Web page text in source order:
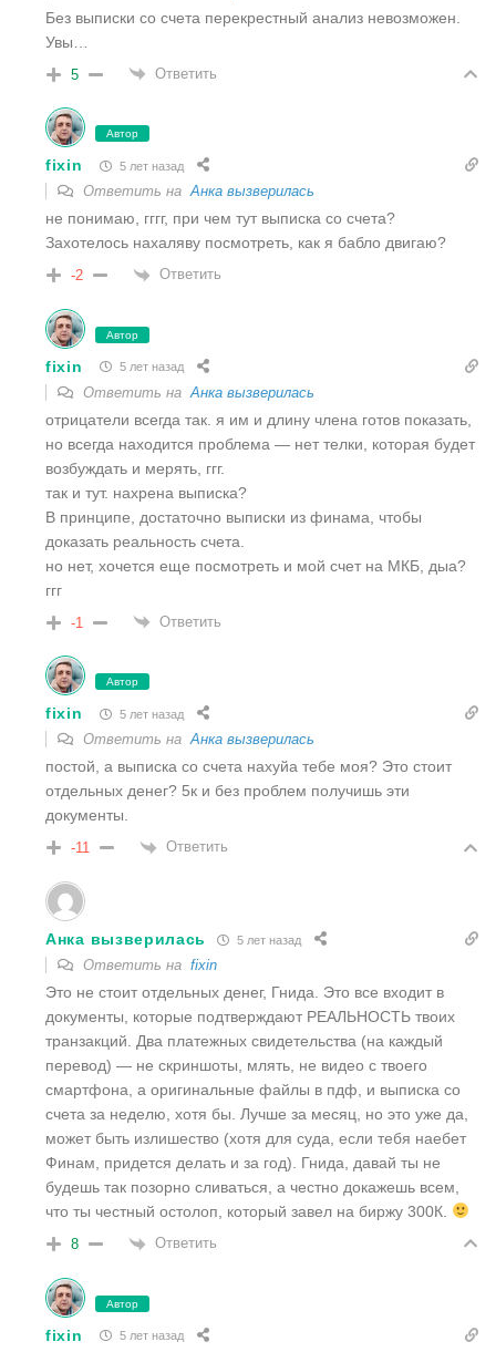
Без выписки со счета перекрестный анализ невозможен.
Увы…
5 Ответить
Автор
fixin 5 лет назад
Ответить наАнка вызверилась
не понимаю, гггг, при чем тут выписка со счета?
Захотелось нахаляву посмотреть, как я бабло двигаю?
-2 Ответить
Автор
fixin 5 лет назад
Ответить на Анка вызверилась
отрицатели всегда так. я им и длину члена готов показать,
но всегда находится проблема — нет телки, которая будет
возбуждать и мерять, ггг.
так и тут. нахрена выписка?
В принципе, достаточно выписки из финама, чтобы
доказать реальность счета.
но нет, хочется еще посмотреть и мой счет на МКБ, дыа?
ггг
-1 Ответить
Автор
fixin 5 лет назад
Ответить наАнка вызверилась
постой, а выписка со счета нахуйа тебе моя? Это стоит
отдельных денег? 5к и без проблем получишь эти
документы.
-11 Ответить
Анка вызверилась 5 лет назад
Ответить на fixin
Это не стоит отдельных денег, Гнида. Это все входит в
документы, которые подтверждают РЕАЛЬНОСТЬ твоих
транзакций. Два платежных свидетельства (на каждый
перевод) — не скриншоты, млять, не видео с твоего
смартфона, а оригинальные файлы в пдф, и выписка со
счета за неделю, хотя бы. Лучше за месяц, но это уже да,
может быть излишество (хотя для суда, если тебя наебет
Финам, придется делать и за год). Гнида, давай ты не
будешь так позорно сливаться, а честно докажешь всем,
что ты честный остолоп, который завел на биржу 300К.
8 Ответить
Автор
fixin 5 лет назад